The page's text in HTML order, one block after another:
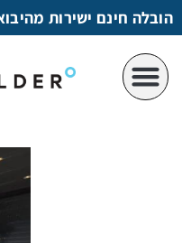
לתוכן
הובלה חינם ישירות